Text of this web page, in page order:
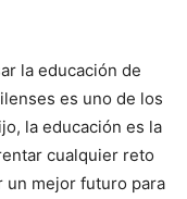
la educación de
es uno de los
la educación es la
cualquier reto
un mejor futuro para